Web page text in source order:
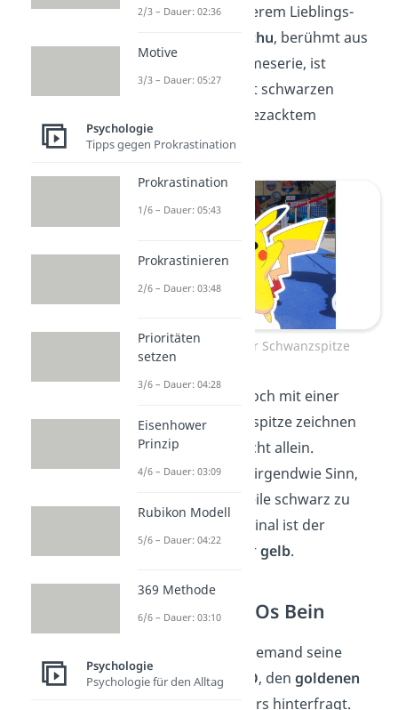
Wie sieht es mit unserem Lieblings-
Pikachu, berühmt aus
der japanischen Animeserie, ist
bekanntlich gelb, mit schwarzen
Ohrenspitzen und gezacktem
Schwanz.
Pikachu mit gelber Schwanzspitze
Wenn du ihn auch noch mit einer
schwarzen Schwanzspitze zeichnen
möchtest, bist du nicht allein.
Schließlich ergibt es irgendwie Sinn,
alle spitzen Körperteile schwarz zu
färben. Aber im Original ist der
Schwanz
einfach nurgelb.
Star Wars: C-3POs Bein
Genauso wie wohl niemand seine
Erinnerung anC-3PO, den goldenen
aus Star Wars hinterfragt.
2/3 – Dauer: 02:36
Motive
3/3 – Dauer: 05:27
Psychologie
Tipps gegen Prokrastination
Prokrastination
1/6 – Dauer: 05:43
Prokrastinieren
2/6 – Dauer: 03:48
Prioritäten
setzen
3/6 – Dauer: 04:28
Eisenhower
Prinzip
4/6 – Dauer: 03:09
Rubikon Modell
5/6 – Dauer: 04:22
369 Methode
6/6 – Dauer: 03:10
Psychologie
Psychologie für den Alltag